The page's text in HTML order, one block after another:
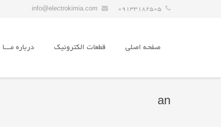
09133182505
info@electrokimia.com
صفحه اصلی قطعات الکترونیک درباره مـــا
an